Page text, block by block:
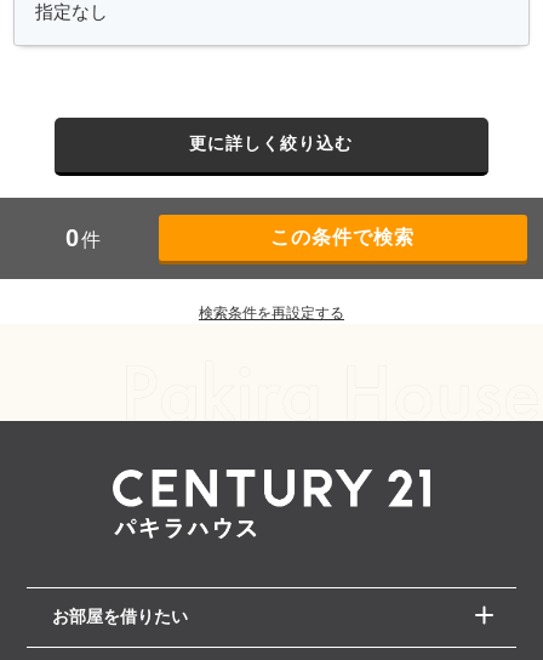
更に詳しく絞り込む
0件
検索条件を再設定する
お部屋を借りたい